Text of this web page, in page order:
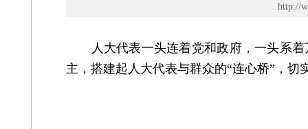
http://
人大代表一头连着党和政府，一头系着
主，搭建起人大代表与群众的“连心桥”，